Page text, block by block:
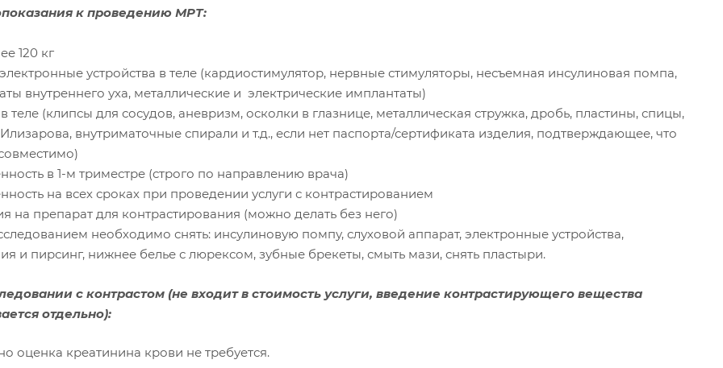
к проведению МРТ:
120 кг
устройства в теле (кардиостимулятор, нервные стимуляторы, несъемная инсулиновая помпа,
внутреннего уха, металлические и электрические имплантаты)
теле (клипсы для сосудов, аневризм, осколки в глазнице, металлическая стружка, дробь, пластины, спицы,
внутриматочные спирали и т.д., если нет паспорта/сертификата изделия, подтверждающее, что
в 1-м триместре (строго по направлению врача)
на всех сроках при проведении услуги с контрастированием
на препарат для контрастирования (можно делать без него)
необходимо снять: инсулиновую помпу, слуховой аппарат, электронные устройства,
и пирсинг, нижнее белье с люрексом, зубные брекеты, смыть мази, снять пластыри.
с контрастом (не входит в стоимость услуги, введение контрастирующего вещества
отдельно):
оценка креатинина крови не требуется.